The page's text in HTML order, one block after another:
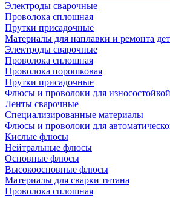
Электроды сварочные
Проволока сплошная
Прутки присадочные
Материалы для наплавки и ремонта
Электроды сварочные
Проволока сплошная
Проволока порошковая
Прутки присадочные
Флюсы и проволоки для
Ленты сварочные
Специализированные материалы
Флюсы и проволоки для
Кислые флюсы
Нейтральные флюсы
Основные флюсы
Высокоосновные флюсы
Материалы для сварки титана
Проволока сплошная